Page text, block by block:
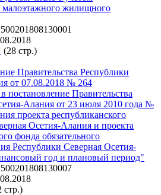
малоэтажного жилищного
(28 стр.)
Правительства Республики
от 07.08.2018 № 264
постановление Правительства
Алания от 23 июля 2010 года №
проекта республиканского
Осетия-Алания и проекта
фонда обязательного
Республики Северная Осетия-
год и плановый период"
стр.)